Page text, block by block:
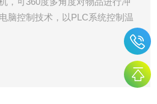
脑控制技术，以PLC系统控制温
中和剂等对各种实验室玻璃器皿、
着物进行清洗、消毒和干燥处理。
业、疾控中心、科研院所、食品
实验室及生产部门、医院口腔科、